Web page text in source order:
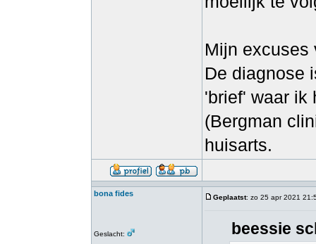
Mijn excuses
De diagnose
'brief' waar ik
(Bergman
huisarts.
bona fides
Geslacht:
Geplaatst: zo 25 apr 2021
beessie